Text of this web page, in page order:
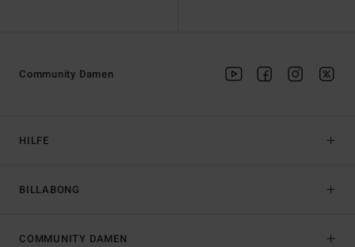
HILFE
BILLABONG
Community Damen
COMMUNITY DAMEN